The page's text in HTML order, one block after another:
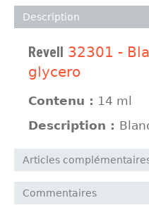
Description
Revell 32301 -
glycero
Contenu : 14 ml
Description :
Articles
Commentaires